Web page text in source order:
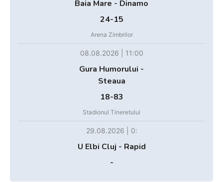
Baia Mare - Dinamo
24-15
Arena Zimbrilor
08.08.2026 | 11:00
Gura Humorului -
Steaua
18-83
Stadionul Tineretului
29.08.2026 | 0:
U Elbi Cluj - Rapid
-